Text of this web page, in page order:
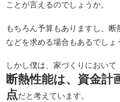
ことが言えるのでしょうか。
もちろん予算もありますし、
などを求める場合もあるでしょ
しかし僕は、家づくりにおいて
断熱性能は、資金計
点だと考えています。